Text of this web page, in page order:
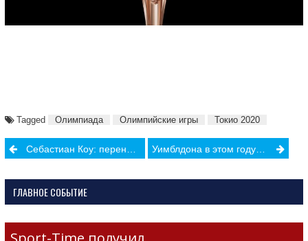
Tagged Олимпиада Олимпийские игры Токио 2020
PostСебастиан Коу: перенос Олимпиады избавил спортсменов от мучений Уимблдона в этом году не будет!
ГЛАВНОЕ СОБЫТИЕ